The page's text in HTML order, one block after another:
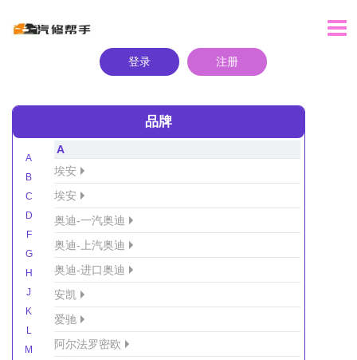
登录 注册
品牌
A
B
C
D
F
G
H
J
K
L
M
A
埃安
埃安
奥迪-一汽奥迪
奥迪-上汽奥迪
奥迪-进口奥迪
安凯
爱驰
阿尔法罗密欧